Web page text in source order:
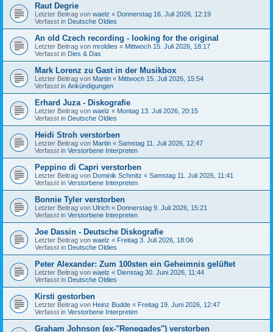
Raut Degrie
Letzter Beitrag von waelz « Donnerstag 16. Juli 2026, 12:19
Verfasst in Deutsche Oldies
An old Czech recording - looking for the original
Letzter Beitrag von mroldies « Mittwoch 15. Juli 2026, 18:17
Verfasst in Dies & Das
Mark Lorenz zu Gast in der Musikbox
Letzter Beitrag von Martin « Mittwoch 15. Juli 2026, 15:54
Verfasst in Ankündigungen
Erhard Juza - Diskografie
Letzter Beitrag von waelz « Montag 13. Juli 2026, 20:15
Verfasst in Deutsche Oldies
Heidi Stroh verstorben
Letzter Beitrag von Martin « Samstag 11. Juli 2026, 12:47
Verfasst in Verstorbene Interpreten
Peppino di Capri verstorben
Letzter Beitrag von Dominik Schmitz « Samstag 11. Juli 2026, 11:41
Verfasst in Verstorbene Interpreten
Bonnie Tyler verstorben
Letzter Beitrag von Ulrich « Donnerstag 9. Juli 2026, 15:21
Verfasst in Verstorbene Interpreten
Joe Dassin - Deutsche Diskografie
Letzter Beitrag von waelz « Freitag 3. Juli 2026, 18:06
Verfasst in Deutsche Oldies
Peter Alexander: Zum 100sten ein Geheimnis gelüftet
Letzter Beitrag von waelz « Dienstag 30. Juni 2026, 11:44
Verfasst in Deutsche Oldies
Kirsti gestorben
Letzter Beitrag von Heinz Budde « Freitag 19. Juni 2026, 12:47
Verfasst in Verstorbene Interpreten
Graham Johnson (ex-"Renegades") verstorben